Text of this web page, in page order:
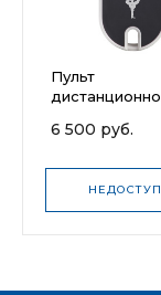
Пульт
lock ENTR
6 500 руб.